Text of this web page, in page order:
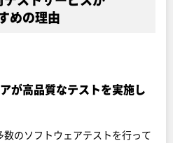
めの理由
が高品質なテストを実施し
のソフトウェアテストを行って